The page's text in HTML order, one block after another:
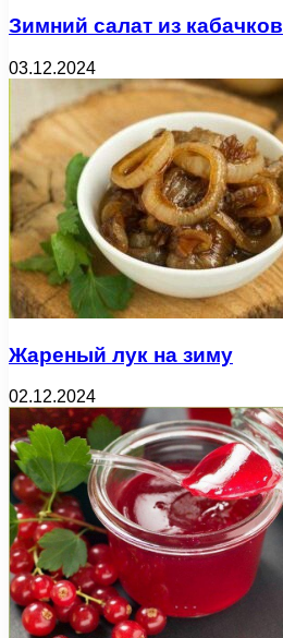
Зимний салат из кабачков
03.12.2024
Жареный лук на зиму
02.12.2024